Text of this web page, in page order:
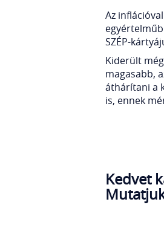
Az
SZÉP-
Kiderült
magasabb,
áthárítani a
is, ennek
Kedvet